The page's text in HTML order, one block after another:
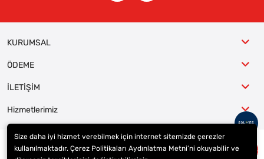
KURUMSAL
ÖDEME
İLETİŞİM
Hizmetlerimiz
Size daha iyi hizmet verebilmek için internet sitemizde çerezler
kullanılmaktadır. Çerez Politikaları Aydınlatma Metni’ni okuyabilir ve